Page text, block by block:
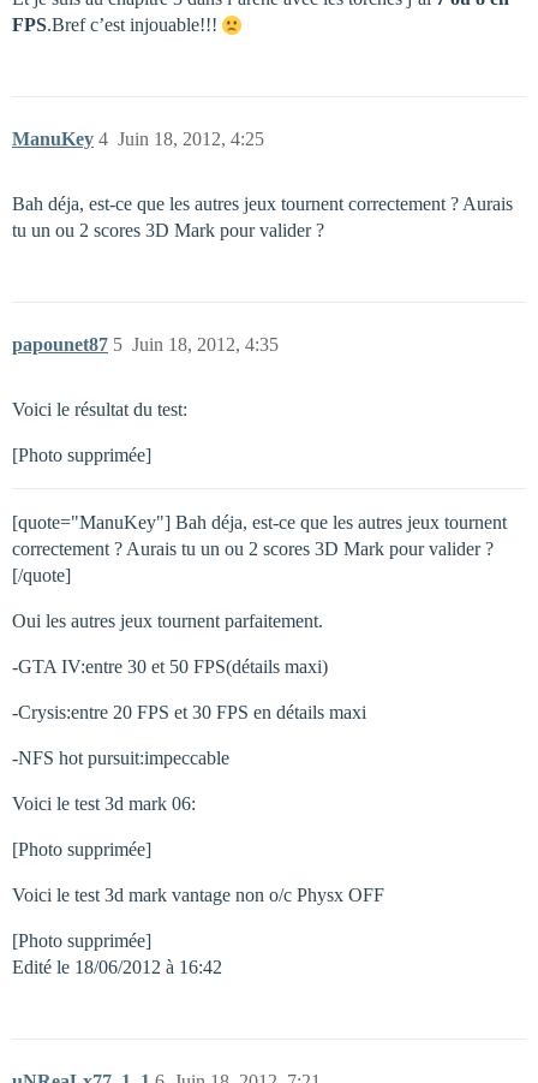
FPS.Bref c’est injouable!!!
ManuKey Juin 18, 2012, 4:25
4
Bah déja, est-ce que les autres jeux tournent correctement ? Aurais
tu un ou 2 scores 3D Mark pour valider ?
papounet87 Juin 18, 2012, 4:35
5
Voici le résultat du test:
[Photo supprimée]
[quote="ManuKey"] Bah déja, est-ce que les autres jeux tournent
correctement ? Aurais tu un ou 2 scores 3D Mark pour valider ?
[/quote]
Oui les autres jeux tournent parfaitement.
-GTA IV:entre 30 et 50 FPS(détails maxi)
-Crysis:entre 20 FPS et 30 FPS en détails maxi
-NFS hot pursuit:impeccable
Voici le test 3d mark 06:
[Photo supprimée]
Voici le test 3d mark vantage non o/c Physx OFF
[Photo supprimée]
Edité le 18/06/2012 à 16:42